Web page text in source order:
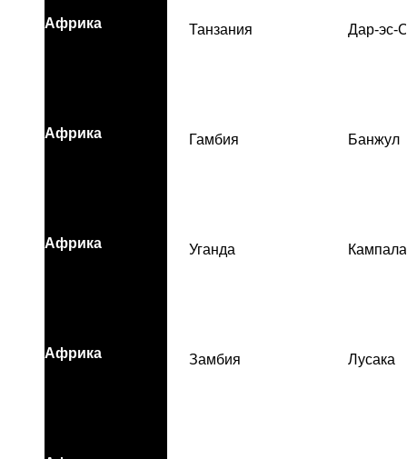
Африка Танзания Дар-эс-
Африка Гамбия Банжул
Африка Уганда Кампала
Африка Замбия Лусака